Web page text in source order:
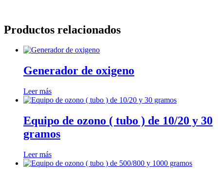
Productos relacionados
Generador de oxigeno
Leer más
Equipo de ozono ( tubo ) de 10/20 y 30
gramos
Leer más